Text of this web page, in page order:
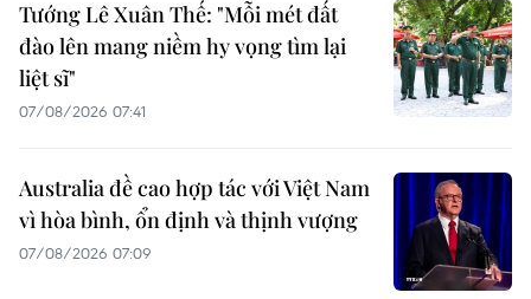
Tướng Lê Xuân Thế: "Mỗi mét đất
đào lên mang niềm hy vọng tìm lại
liệt sĩ"
07/08/2026 07:41
Australia đề cao hợp tác với Việt Nam
vì hòa bình, ổn định và thịnh vượng
07/08/2026 07:09